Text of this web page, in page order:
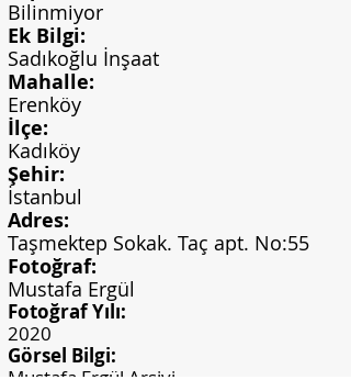
Bilinmiyor
Ek Bilgi:
Sadıkoğlu İnşaat
Mahalle:
Erenköy
İlçe:
Kadıköy
Şehir:
İstanbul
Adres:
Taşmektep Sokak. Taç apt. No:55
Fotoğraf:
Mustafa Ergül
Fotoğraf Yılı:
2020
Görsel Bilgi:
Mustafa Ergül Arşivi